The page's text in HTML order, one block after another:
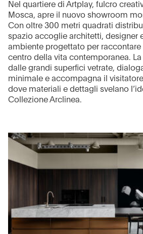
Nel quartiere di Artplay, fulcro
Mosca, apre il nuovo showroom
Con oltre 300 metri quadrati
spazio accoglie architetti, designer
ambiente progettato per
centro della vita contemporanea.
dalle grandi superfici vetrate,
minimale e accompagna il
dove materiali e dettagli svelano
Collezione Arclinea.